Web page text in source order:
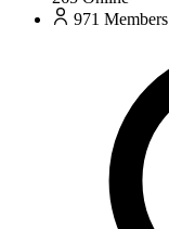
971 Members